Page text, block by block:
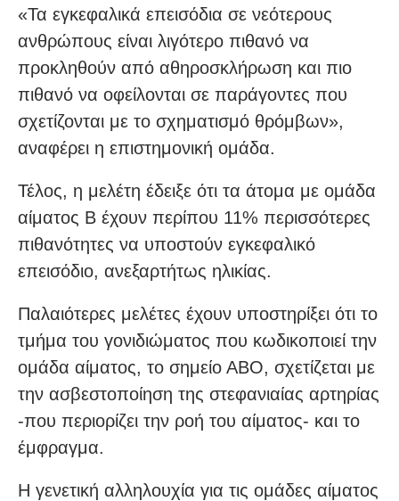
«Τα εγκεφαλικά επεισόδια σε νεότερους
ανθρώπους είναι λιγότερο πιθανό να
προκληθούν από αθηροσκλήρωση και πιο
πιθανό να οφείλονται σε παράγοντες που
σχετίζονται με το σχηματισμό θρόμβων»,
αναφέρει η επιστημονική ομάδα.
Τέλος, η μελέτη έδειξε ότι τα άτομα με ομάδα
αίματος Β έχουν περίπου 11% περισσότερες
πιθανότητες να υποστούν εγκεφαλικό
επεισόδιο, ανεξαρτήτως ηλικίας.
Παλαιότερες μελέτες έχουν υποστηρίξει ότι το
τμήμα του γονιδιώματος που κωδικοποιεί την
ομάδα αίματος, το σημείο ΑΒΟ, σχετίζεται με
την ασβεστοποίηση της στεφανιαίας αρτηρίας
-που περιορίζει την ροή του αίματος- και το
έμφραγμα.
Η γενετική αλληλουχία για τις ομάδες αίματος